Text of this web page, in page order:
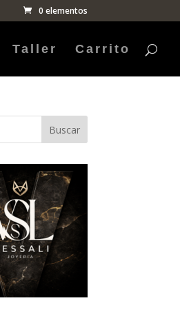
0 elementos
Taller Carrito
Buscar